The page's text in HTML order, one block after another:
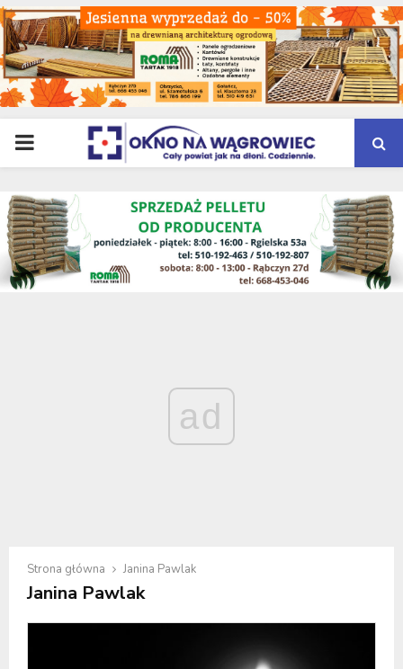
PRIMARY
MENU
ad
Strona główna Janina Pawlak
Janina Pawlak